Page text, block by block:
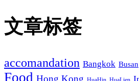
文章标签
accomandation Bangkok Busan
Food Hong Kong